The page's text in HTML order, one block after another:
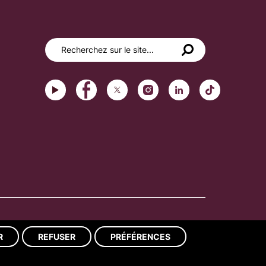
REFUSER PRÉFÉRENCES
Réalisation du site : ads-COM